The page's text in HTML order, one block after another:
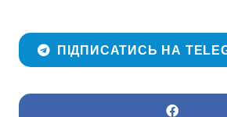
ПІДПИСАТИСЬ НА